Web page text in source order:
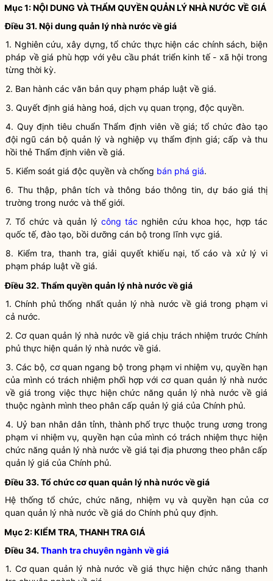
Mục 1: NỘI DUNG VÀ THẨM QUYỀNQUẢN LÝ NHÀ NƯỚC VỀ GIÁ
Điều 31. Nội dung quản lý nhà nướcvề giá
1. Nghiên cứu, xây dựng, tổ chức thực hiện các chính sách, biện
pháp về giá phù hợp với yêu cầu phát triển kinh tế - xã hội trong
từng thời kỳ.
2. Ban hành các văn bản quy phạm pháp luật về giá.
3. Quyết định giá hàng hoá, dịch vụ quan trọng, độc quyền.
4. Quy định tiêu chuẩn Thẩm định viên về giá; tổ chức đào tạo
đội ngũ cán bộ quản lý và nghiệp vụ thẩm định giá; cấp và thu
hồi thẻ Thẩm định viên về giá.
5. Kiểm soát giá độc quyền và chống bán phá giá.
6. Thu thập, phân tích và thông báo thông tin, dự báogiá thị
trường trong nước và thế giới.
7. Tổ chức và quản lý công tác nghiên cứu khoa học, hợp tác
quốc tế, đào tạo, bồi dưỡng cán bộ trong lĩnh vực giá.
8. Kiểm tra, thanh tra, giải quyết khiếu nại, tố cáo và xử lý vi
phạm pháp luật về giá.
Điều 32. Thẩm quyền quản lý nhà nướcvề giá
1. Chính phủ thống nhấtquản lý nhà nước về giá trong phạm vi
cả nước.
2.Cơ quan quản lý nhà nước về giá chịu trách nhiệm trước Chính
phủ thực hiện quản lý nhà nước về giá.
3. Các bộ, cơ quan ngang bộ trong phạm vi nhiệm vụ, quyềnhạn
của mình có trách nhiệm phối hợp vớicơ quan quản lý nhà nước
về giá trong việc thực hiện chức năng quản lý nhà nước về giá
thuộc ngành mình theo phân cấp quản lý giá của Chính phủ.
4. Uỷ ban nhân dân tỉnh, thành phố trực thuộc trung ương trong
phạm vi nhiệm vụ, quyền hạn của mình có trách nhiệm thực hiện
chức năngquản lý nhà nước về giá tại địa phương theo phân cấp
quản lý giá của Chính phủ.
Điều 33. Tổ chứccơ quan quản lý nhà nướcvề giá
Hệ thống tổ chức, chức năng, nhiệm vụ và quyền hạn của cơ
quan quản lý nhà nước về giá do Chính phủ quy định.
Mục 2: KIỂM TRA, THANH TRA GIÁ
Điều 34.Thanh tra chuyên ngành về giá
1. Cơ quan quản lý nhà nước về giá thực hiện chức năngthanh